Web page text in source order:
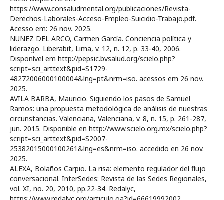
https://www.consaludmental.org/publicaciones/Revista-
Derechos-Laborales-Acceso-Empleo-Suicidio-Trabajo.pdf.
Acesso em: 26 nov. 2025.
NUNEZ DEL ARCO, Carmen García. Conciencia política y
liderazgo. Liberabit, Lima, v. 12, n. 12, p. 33-40, 2006.
Disponível em http://pepsic.bvsalud.org/scielo.php?
script=sci_arttext&pid=S1729-
48272006000100004&lng=pt&nrm=iso. acessos em 26 nov.
2025.
AVILA BARBA, Mauricio. Siguiendo los pasos de Samuel
Ramos: una propuesta metodológica de análisis de nuestras
circunstancias. Valenciana, Valenciana, v. 8, n. 15, p. 261-287,
jun. 2015. Disponible en http://www.scielo.org.mx/scielo.php?
script=sci_arttext&pid=S2007-
25382015000100261&lng=es&nrm=iso. accedido en 26 nov.
2025.
ALEXA, Bolaños Carpio. La risa: elemento regulador del flujo
conversacional. InterSedes: Revista de las Sedes Regionales,
vol. XI, no. 20, 2010, pp.22-34. Redalyc,